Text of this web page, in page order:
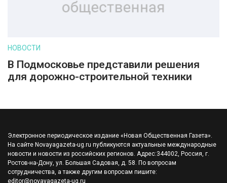
НОВОСТИ
В Подмосковье представили решения
для дорожно-строительной техники
Электронное периодическое издание «Новая Общественная Газета».
На сайте Novayagazeta-ug.ru публикуются актуальные международные
новости и новости из российских регионов. Адрес:344002, Россия, г.
Ростов-на-Дону, ул. Большая Садовая, д. 58. По вопросам
сотрудничества, а также другим вопросам пишите:
editor@novayagazeta-ug.ru